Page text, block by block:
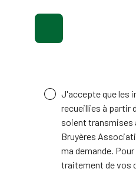
J'accepte que les
recueillies à partir
soient transmises
Bruyères
ma demande.
traitement de vos